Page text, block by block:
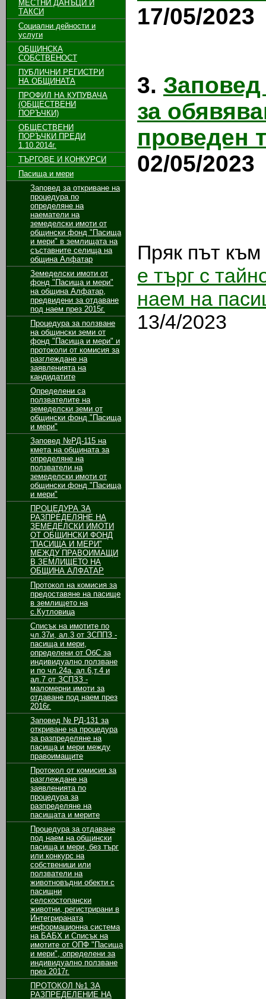
МЕСТНИ ДАНЪЦИ И
ТАКСИ
Социални дейности и
услуги
ОБЩИНСКА
СОБСТВЕНОСТ
ПУБЛИЧНИ РЕГИСТРИ
НА ОБЩИНАТА
ПРОФИЛ НА КУПУВАЧА
(ОБЩЕСТВЕНИ
ПОРЪЧКИ)
ОБЩЕСТВЕНИ
ПОРЪЧКИ ПРЕДИ
1.10.2014г.
ТЪРГОВЕ И КОНКУРСИ
Пасища и мери
Заповед за откриване на
процедура по
определяне на
наематели на
земеделски имоти от
общински фонд "Пасища
и мери" в землищата на
съставните селища на
община Алфатар
Земеделски имоти от
фонд "Пасища и мери"
на община Алфатар,
предвидени за отдаване
под наем през 2015г.
Процедура за ползване
на общински земи от
фонд "Пасища и мери" и
протоколи от комисия за
разглеждане на
заявленията на
кандидатите
Определени са
ползвателите на
земеделски земи от
общински фонд "Пасища
и мери"
Заповед №РД-115 на
кмета на общината за
определяне на
ползватели на
земеделски имоти от
общински фонд "Пасища
и мери"
ПРОЦЕДУРА ЗА
РАЗПРЕДЕЛЯНЕ НА
ЗЕМЕДЕЛСКИ ИМОТИ
ОТ ОБЩИНСКИ ФОНД
”ПАСИЩА И МЕРИ”
МЕЖДУ ПРАВОИМАЩИ
В ЗЕМЛИЩЕТО НА
ОБЩИНА АЛФАТАР
Протокол на комисия за
предоставяне на пасище
в землището на
с.Кутловица
Списък на имотите по
чл.37и, ал.3 от ЗСППЗ -
пасища и мери,
определени от ОбС за
индивидуално ползване
и по чл.24а, ал.6,т.4 и
ал.7 от ЗСПЗЗ -
маломерни имоти за
отдаване под наем през
2016г.
Заповед № РД-131 за
откриване на процедура
за разпределяне на
пасища и мери между
правоимащите
Протокол от комисия за
разглеждане на
заявленията по
процедура за
разпределяне на
пасищата и мерите
Процедура за отдаване
под наем на общински
пасища и мери, без търг
или конкурс на
собственици или
ползватели на
животновъдни обекти с
пасищни
селскостопански
животни, регистрирани в
Интегрираната
информационна система
на БАБХ и Списък на
имотите от ОПФ "Пасища
и мери", определени за
индивидуално ползване
през 2017г.
ПРОТОКОЛ №1 ЗА
РАЗПРЕДЕЛЕНИЕ НА
17/05/2023
3. Заповед
за
проведен
02/05/2023
Пряк път
е търг с
наем на
13/4/2023